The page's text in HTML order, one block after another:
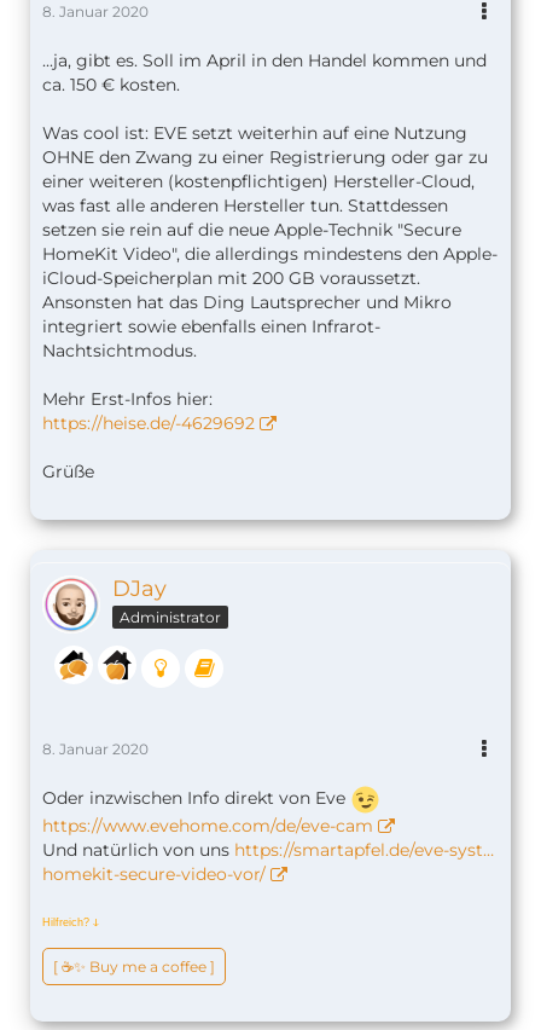
8. Januar 2020
...ja, gibt es. Soll im April in den Handel kommen und
ca. 150 € kosten.
Was cool ist: EVE setzt weiterhin auf eine Nutzung
OHNE den Zwang zu einer Registrierung oder gar zu
einer weiteren (kostenpflichtigen) Hersteller-Cloud,
was fast alle anderen Hersteller tun. Stattdessen
setzen sie rein auf die neue Apple-Technik "Secure
HomeKit Video", die allerdings mindestens den Apple-
iCloud-Speicherplan mit 200 GB voraussetzt.
Ansonsten hat das Ding Lautsprecher und Mikro
integriert sowie ebenfalls einen Infrarot-
Nachtsichtmodus.
Mehr Erst-Infos hier:
https://heise.de/-4629692
Grüße
DJay
Administrator
8. Januar 2020
Oder inzwischen Info direkt von Eve
https://www.evehome.com/de/eve-cam
Und natürlich von uns https://smartapfel.de/eve-syst…
homekit-secure-video-vor/
Hilfreich? ↆ
[ ☕️✨ Buy me a coffee ]